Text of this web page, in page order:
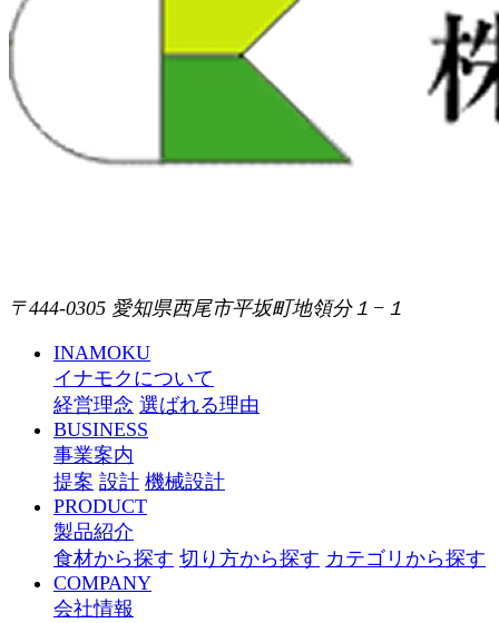
〒444-0305 愛知県西尾市平坂町地領分１−１
INAMOKU
イナモクについて
経営理念 選ばれる理由
BUSINESS
事業案内
提案 設計 機械設計
PRODUCT
製品紹介
食材から探す 切り方から探す カテゴリから探す
COMPANY
会社情報